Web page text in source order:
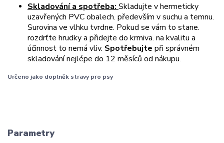
Skladování a spotřeba: Skladujte v hermeticky
uzavřených PVC obalech. především v suchu a temnu.
Surovina ve vlhku tvrdne. Pokud se vám to stane.
rozdrťte hrudky a přidejte do krmiva. na kvalitu a
účinnost to nemá vliv. Spotřebujte při správném
skladování nejlépe do 12 měsíců od nákupu.
Určeno jako doplněk stravy pro psy
Parametry